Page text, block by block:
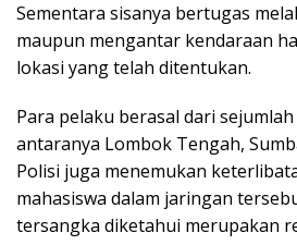
Sementara sisanya bertugas
maupun mengantar kendaraan
lokasi yang telah ditentukan.
Para pelaku berasal dari
antaranya Lombok Tengah,
Polisi juga menemukan
mahasiswa dalam jaringan
tersangka diketahui merupakan